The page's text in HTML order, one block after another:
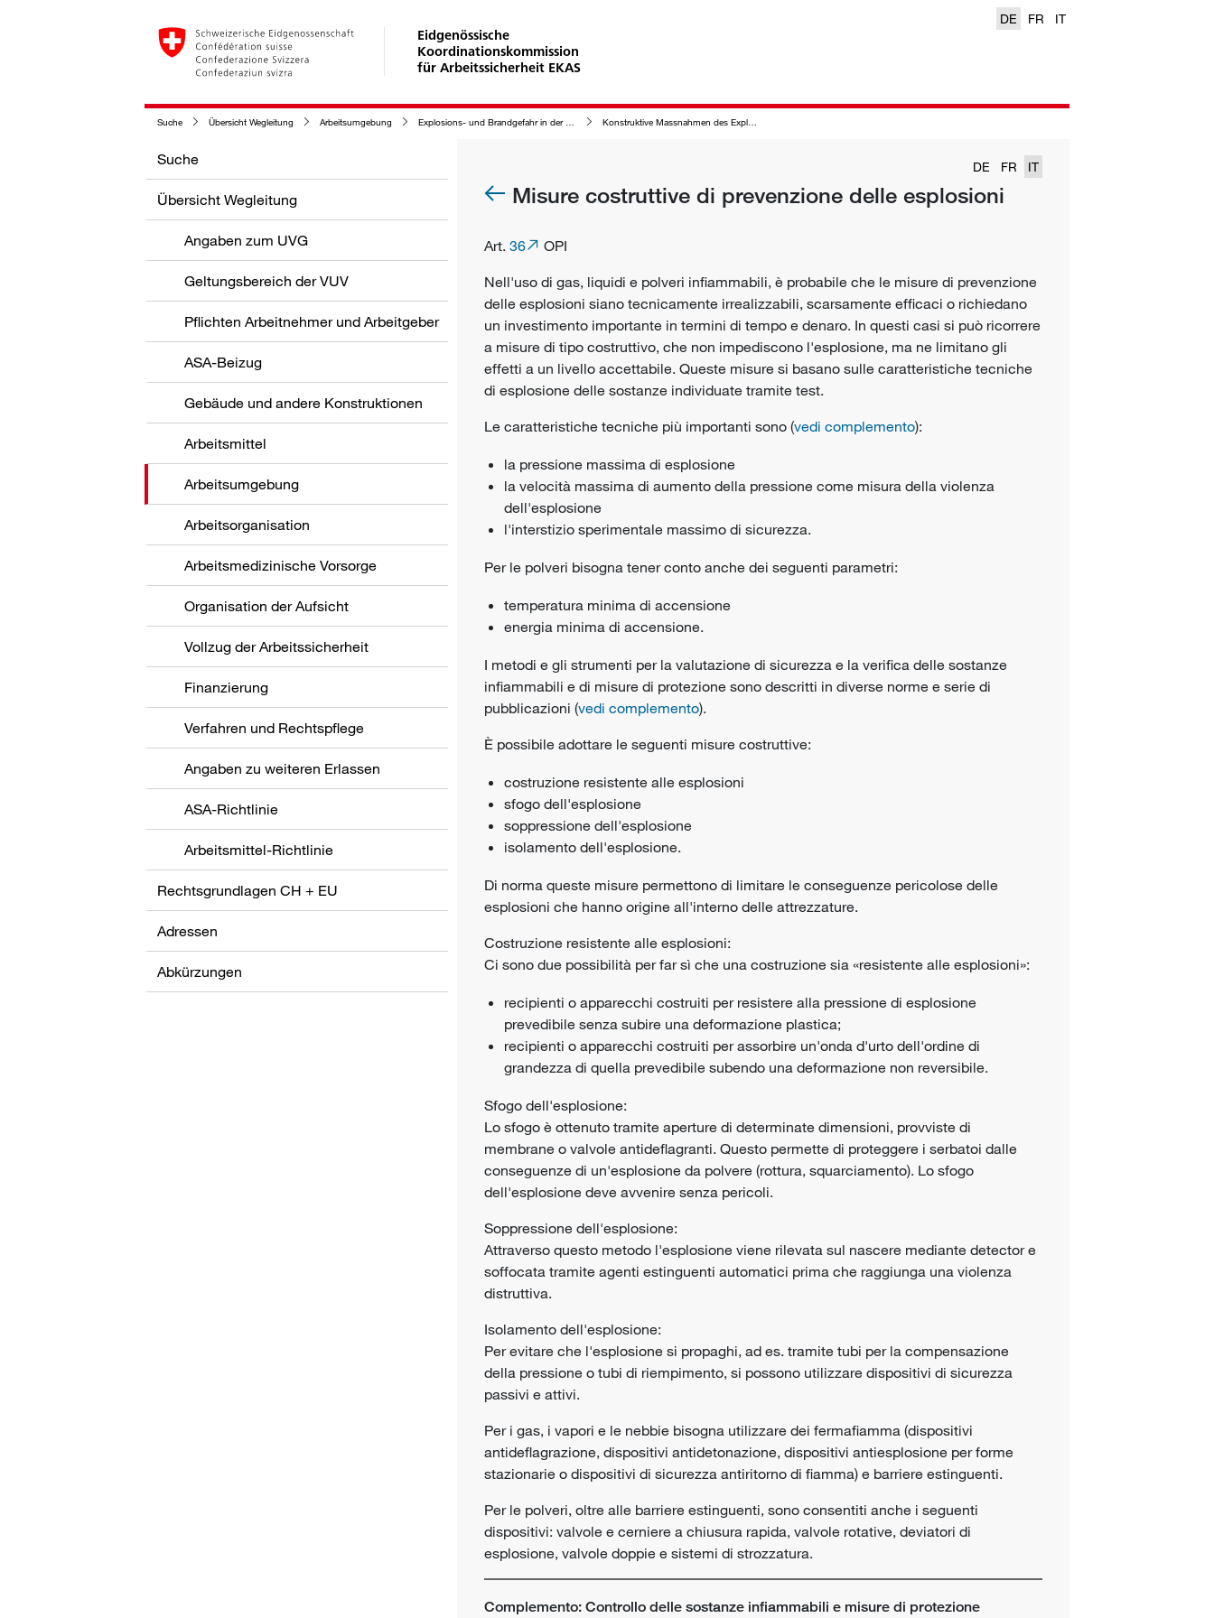
Eidgenössische
Koordinationskommission
für Arbeitssicherheit EKAS
DE FR IT
Suche Übersicht Wegleitung Arbeitsumgebung Explosions- und Brandgefahr in der Arbeitsumgebung Konstruktive Massnahmen des Explosionsschutzes
Suche
Übersicht Wegleitung
Angaben zum UVG
Geltungsbereich der VUV
Pflichten Arbeitnehmer und Arbeitgeber
ASA-Beizug
Gebäude und andere Konstruktionen
Arbeitsmittel
Arbeitsumgebung
Arbeitsorganisation
Arbeitsmedizinische Vorsorge
Organisation der Aufsicht
Vollzug der Arbeitssicherheit
Finanzierung
Verfahren und Rechtspflege
Angaben zu weiteren Erlassen
ASA-Richtlinie
Arbeitsmittel-Richtlinie
Rechtsgrundlagen CH + EU
Adressen
Abkürzungen
DE FR IT
Misure costruttive di prevenzione delle esplosioni
Art. 36
OPI
Nell'uso di gas, liquidi e polveri infiammabili, è probabile che le misure di prevenzione
delle esplosioni siano tecnicamente irrealizzabili, scarsamente efficaci o richiedano
un investimento importante in termini di tempo e denaro. In questi casi si può ricorrere
a misure di tipo costruttivo, che non impediscono l'esplosione, ma ne limitano gli
effetti a un livello accettabile. Queste misure si basano sulle caratteristiche tecniche
di esplosione delle sostanze individuate tramite test.
Le caratteristiche tecniche più importanti sono (vedi complemento):
la pressione massima di esplosione
la velocità massima di aumento della pressione come misura della violenza
dell'esplosione
l'interstizio sperimentale massimo di sicurezza.
Per le polveri bisogna tener conto anche dei seguenti parametri:
temperatura minima di accensione
energia minima di accensione.
I metodi e gli strumenti per la valutazione di sicurezza e la verifica delle sostanze
infiammabili e di misure di protezione sono descritti in diverse norme e serie di
pubblicazioni (vedi complemento).
È possibile adottare le seguenti misure costruttive:
costruzione resistente alle esplosioni
sfogo dell'esplosione
soppressione dell'esplosione
isolamento dell'esplosione.
Di norma queste misure permettono di limitare le conseguenze pericolose delle
esplosioni che hanno origine all'interno delle attrezzature.
Costruzione resistente alle esplosioni:
Ci sono due possibilità per far sì che una costruzione sia «resistente alle esplosioni»:
recipienti o apparecchi costruiti per resistere alla pressione di esplosione
prevedibile senza subire una deformazione plastica;
recipienti o apparecchi costruiti per assorbire un'onda d'urto dell'ordine di
grandezza di quella prevedibile subendo una deformazione non reversibile.
Sfogo dell'esplosione:
Lo sfogo è ottenuto tramite aperture di determinate dimensioni, provviste di
membrane o valvole antideflagranti. Questo permette di proteggere i serbatoi dalle
conseguenze di un'esplosione da polvere (rottura, squarciamento). Lo sfogo
dell'esplosione deve avvenire senza pericoli.
Soppressione dell'esplosione:
Attraverso questo metodo l'esplosione viene rilevata sul nascere mediante detector e
soffocata tramite agenti estinguenti automatici prima che raggiunga una violenza
distruttiva.
Isolamento dell'esplosione:
Per evitare che l'esplosione si propaghi, ad es. tramite tubi per la compensazione
della pressione o tubi di riempimento, si possono utilizzare dispositivi di sicurezza
passivi e attivi.
Per i gas, i vapori e le nebbie bisogna utilizzare dei fermafiamma (dispositivi
antideflagrazione, dispositivi antidetonazione, dispositivi antiesplosione per forme
stazionarie o dispositivi di sicurezza antiritorno di fiamma) e barriere estinguenti.
Per le polveri, oltre alle barriere estinguenti, sono consentiti anche i seguenti
dispositivi: valvole e cerniere a chiusura rapida, valvole rotative, deviatori di
esplosione, valvole doppie e sistemi di strozzatura.
Complemento: Controllo delle sostanze infiammabili e misure di protezione